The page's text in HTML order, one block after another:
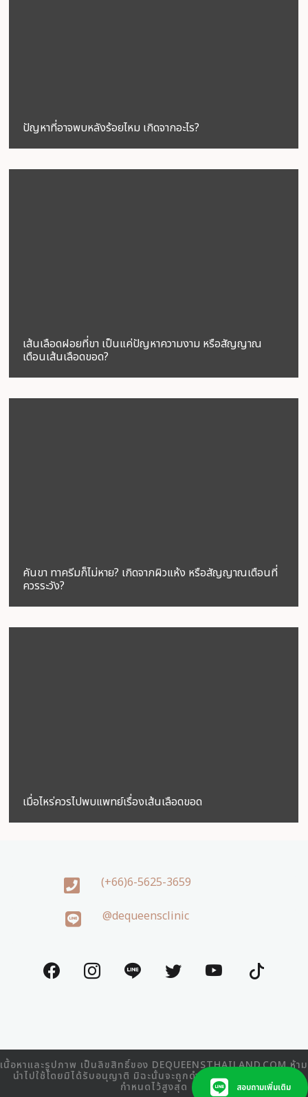
ปัญหาที่อาจพบหลังร้อยไหม เกิดจากอะไร?
เส้นเลือดฝอยที่ขา เป็นแค่ปัญหาความงาม หรือสัญญาณ
เตือนเส้นเลือดขอด?
คันขา ทาครีมก็ไม่หาย? เกิดจากผิวแห้ง หรือสัญญาณเตือนที่
ควรระวัง?
เมื่อไหร่ควรไปพบแพทย์เรื่องเส้นเลือดขอด
(+66)6-5625-3659
@dequeensclinic
สอบถามเพิ่มเติม
เนื้อหาและรูปภาพ เป็นลิขสิทธิ์ของ DEQUEENSTHAILAND.COM ห้าม
นำไปใช้โดยมิได้รับอนุญาติ มิฉะนั้นจะถูกดำเนินคดีตามที่กฎหมาย
กำหนดไว้สูงสุด